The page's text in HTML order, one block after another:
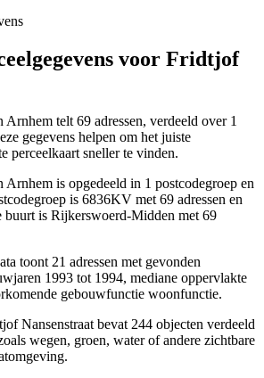
voor Fridtjof
telt 69 adressen, verdeeld over 1
gegevens helpen om het juiste
perceelkaart sneller te vinden.
Arnhem is opgedeeld in 1 postcodegroep en
is 6836KV met 69 adressen en
buurt is Rijkerswoerd-Midden met 69
toont 21 adressen met gevonden
1993 tot 1994, mediane oppervlakte
gebouwfunctie woonfunctie.
Nansenstraat bevat 244 objecten verdeeld
wegen, groen, water of andere zichtbare